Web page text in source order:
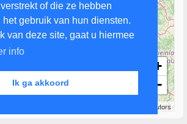
of die ze hebben
gebruik van hun diensten.
van deze site, gaat u hiermee
info
Ik ga akkoord
+
−
contributors